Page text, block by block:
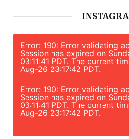
Error: 190: Error validating
Session has expired on
03:11:41 PDT. The current
Aug-26 23:17:42 PDT.
Error: 190: Error validating
Session has expired on
03:11:41 PDT. The current
Aug-26 23:17:42 PDT.